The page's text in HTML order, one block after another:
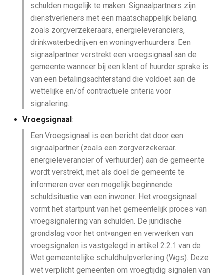
Dienstverlening
schulden mogelijk te maken. Signaalpartners zijn
dienstverleners met een maatschappelijk belang,
zoals zorgverzekeraars, energieleveranciers,
drinkwaterbedrijven en woningverhuurders. Een
signaalpartner verstrekt een vroegsignaal aan de
gemeente wanneer bij een klant of huurder sprake is
van een betalingsachterstand die voldoet aan de
wettelijke en/of contractuele criteria voor
signalering.
Vroegsignaal:
Een Vroegsignaal is een bericht dat door een
signaalpartner (zoals een zorgverzekeraar,
energieleverancier of verhuurder) aan de gemeente
wordt verstrekt, met als doel de gemeente te
informeren over een mogelijk beginnende
schuldsituatie van een inwoner. Het vroegsignaal
vormt het startpunt van het gemeentelijk proces van
vroegsignalering van schulden. De juridische
grondslag voor het ontvangen en verwerken van
vroegsignalen is vastgelegd in artikel 2.2.1 van de
Wet gemeentelijke schuldhulpverlening (Wgs). Deze
wet verplicht gemeenten om vroegtijdig signalen van